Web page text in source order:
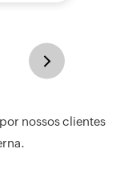
Next
nossos clientes